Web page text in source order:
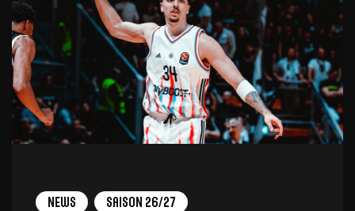
News Saison 26/27